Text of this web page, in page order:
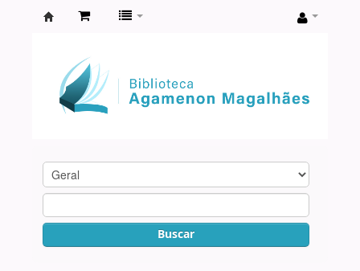
Agamenon
Magalhães
Buscar